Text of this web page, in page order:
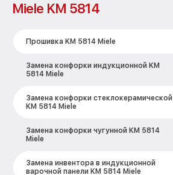
Miele KM 5814
Прошивка KM 5814 Miele
Замена конфорки индукционной KM
5814 Miele
Замена конфорки стеклокерамической
KM 5814 Miele
Замена конфорки чугунной KM 5814
Miele
Замена инвентора в индукционной
варочной панели KM 5814 Miele